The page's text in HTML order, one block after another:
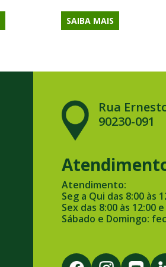
SAIBA MAIS
Rua
90230-091
Atendimento:
Seg a Qui das 8:00 às
Sex das 8:00 às 12:00
Sábado e Domingo: